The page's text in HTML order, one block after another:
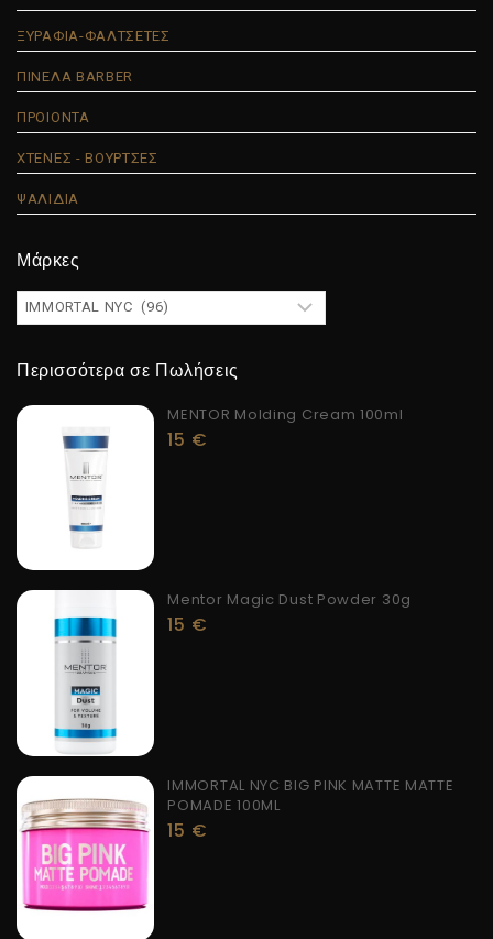
ΞΥΡΑΦΙΑ-ΦΑΛΤΣΕΤΕΣ
ΠΙΝΕΛΑ BARBER
ΠΡΟΙΟΝΤΑ
ΧΤΕΝΕΣ - ΒΟΥΡΤΣΕΣ
ΨΑΛΙΔΙΑ
Μάρκες
Περισσότερα σε Πωλήσεις
MENTOR Molding Cream 100ml
15 €
Mentor Magic Dust Powder 30g
15 €
IMMORTAL NYC BIG PINK MATTE MATTE
POMADE 100ML
15 €